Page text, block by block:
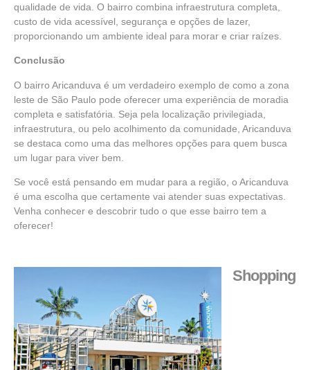
qualidade de vida. O bairro combina infraestrutura completa,
custo de vida acessível, segurança e opções de lazer,
proporcionando um ambiente ideal para morar e criar raízes.
Conclusão
O bairro Aricanduva é um verdadeiro exemplo de como a zona
leste de São Paulo pode oferecer uma experiência de moradia
completa e satisfatória. Seja pela localização privilegiada,
infraestrutura, ou pelo acolhimento da comunidade, Aricanduva
se destaca como uma das melhores opções para quem busca
um lugar para viver bem.
Se você está pensando em mudar para a região, o Aricanduva
é uma escolha que certamente vai atender suas expectativas.
Venha conhecer e descobrir tudo o que esse bairro tem a
oferecer!
Shopping